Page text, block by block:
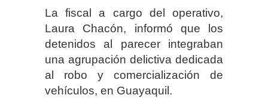
La fiscal a cargo del operativo,
Laura Chacón, informó que los
detenidos al parecer integraban
una agrupación delictiva dedicada
al robo y comercialización de
vehículos, en Guayaquil.